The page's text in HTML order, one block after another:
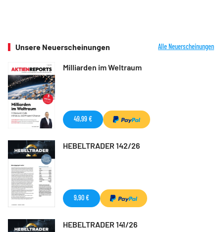
Unsere Neuerscheinungen Alle Neuerscheinungen
Milliarden im Weltraum
49,99 €
HEBELTRADER 142/26
9,90 €
HEBELTRADER 141/26